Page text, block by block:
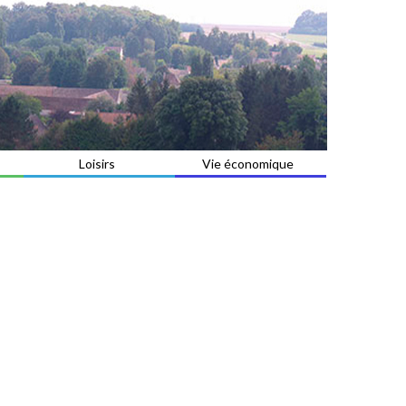
Loisirs Vie économique